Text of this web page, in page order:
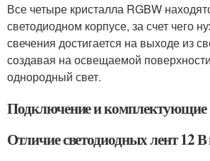
Все четыре кристалла RGBW
светодиодном корпусе, за счет чего
свечения достигается на выходе из
создавая на освещаемой
однородный свет.
Подключение и комплектующие
Отличие светодиодных лент 12